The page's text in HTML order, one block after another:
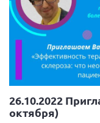
Президент
Первый вице-
Генеральный
26.10.2022
октября)